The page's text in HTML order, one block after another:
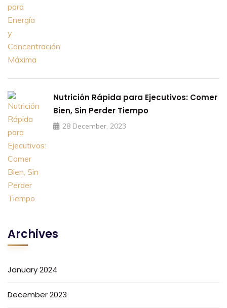
Nutrición Rápida para Ejecutivos: Comer
Bien, Sin Perder Tiempo
28 December, 2023
Archives
January 2024
December 2023